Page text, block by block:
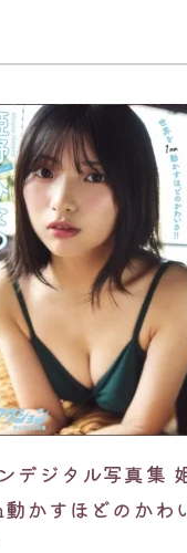
デジタル写真集
かすほどのかわ